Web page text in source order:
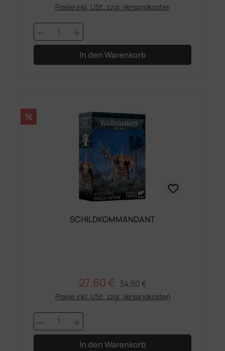
Preise inkl. USt. zzgl. Versandkosten
Produkt Anzahl: Gib den
In den Warenkorb
Rabatt
%
SCHILDKOMMANDANT
Verkaufspreis:
27,60 € Regulärer Preis:
34,50 €
Preise inkl. USt. zzgl. Versandkosten
Produkt Anzahl: Gib den
In den Warenkorb